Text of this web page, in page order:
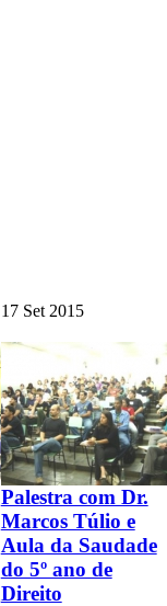
17 Set 2015
Palestra com Dr.
Marcos Túlio e
Aula da Saudade
do 5º ano de
Direito